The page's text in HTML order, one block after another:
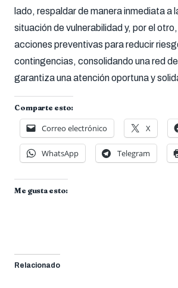
lado, respaldar de manera inmediata a
situación de vulnerabilidad y, por el
acciones preventivas para reducir
contingencias, consolidando una red
garantiza una atención oportuna y
Comparte esto:
Correo electrónico X
WhatsApp Telegram
Me gusta esto:
Relacionado